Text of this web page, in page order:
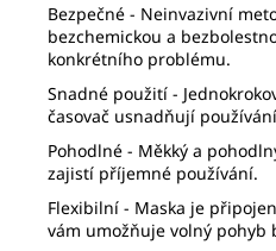
Bezpečné - Neinvazivní
bezchemickou a
konkrétního problému.
Snadné použití -
časovač usnadňují
Pohodlné - Měkký a
zajistí příjemné používání.
Flexibilní - Maska je
vám umožňuje volný pohyb